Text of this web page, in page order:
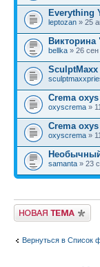
Everything
leptozan » 25
bellka » 26
Crema
oxyscrema »
Crema
oxyscrema »
samanta » 23
Новая тема
Вернуться в Список